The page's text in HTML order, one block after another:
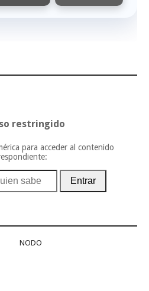
restringido
para acceder al contenido
Entrar
NODO